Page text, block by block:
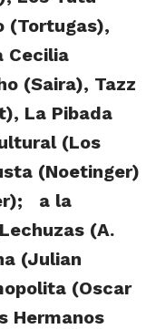
(Tortugas),
Cecilia
(Saira), Tazz
La Pibada
(Los
(Noetinger)
a la
(A.
(Julian
(Oscar
Hermanos